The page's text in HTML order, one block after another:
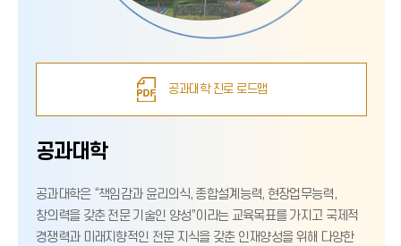
공과대학 진로 로드맵
공과대학
공과대학은 “책임감과 윤리의식, 종합설계능력, 현장업무능력,
창의력을 갖춘 전문 기술인 양성”이라는 교육목표를 가지고 국제적
경쟁력과 미래지향적인 전문 지식을 갖춘 인재양성을 위해 다양한